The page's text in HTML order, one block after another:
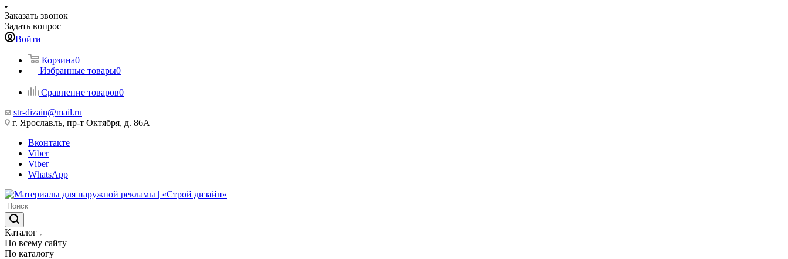
Заказать звонок
Задать вопрос
Войти
Корзина0
Избранные товары0
Сравнение товаров0
str-dizain@mail.ru
г. Ярославль, пр-т Октября, д. 86А
Вконтакте
Viber
Viber
WhatsApp
Каталог
По всему сайту
По каталогу